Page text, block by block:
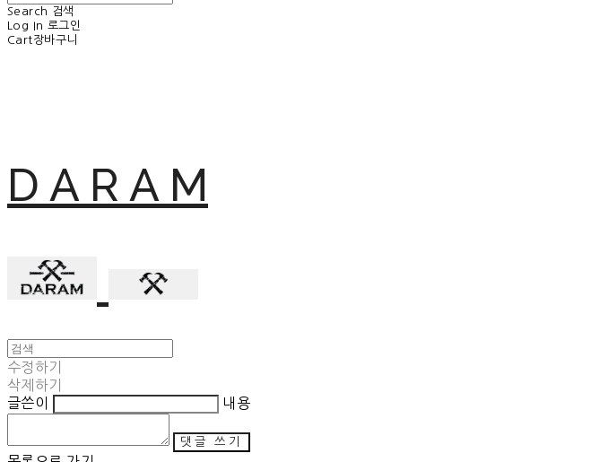
Search
검색
Log In
로그인
Cart장바구니
D A R A M
수정하기
삭제하기
글쓴이
내용
댓글 쓰기